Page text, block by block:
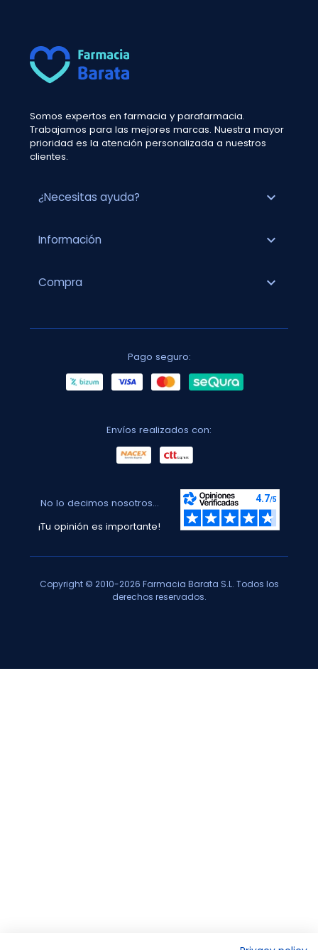
Somos expertos en farmacia y parafarmacia.
Trabajamos para las mejores marcas. Nuestra mayor
prioridad es la atención personalizada a nuestros
clientes.
¿Necesitas ayuda? expand_more
Información expand_more
Compra expand_more
Pago seguro:
Envíos realizados con:
No lo decimos nosotros...
¡Tu opinión es importante!
Copyright © 2010-2026 Farmacia Barata S.L. Todos los
derechos reservados.